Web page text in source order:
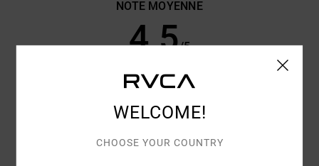
NOTE MOYENNE
4.5/5
2 AVIS VÉRIFIÉSDEPUIS MAI 2026
CONFORT
RAPPORT QUALITÉ / PRIX
WELCOME!
CHOOSE YOUR COUNTRY